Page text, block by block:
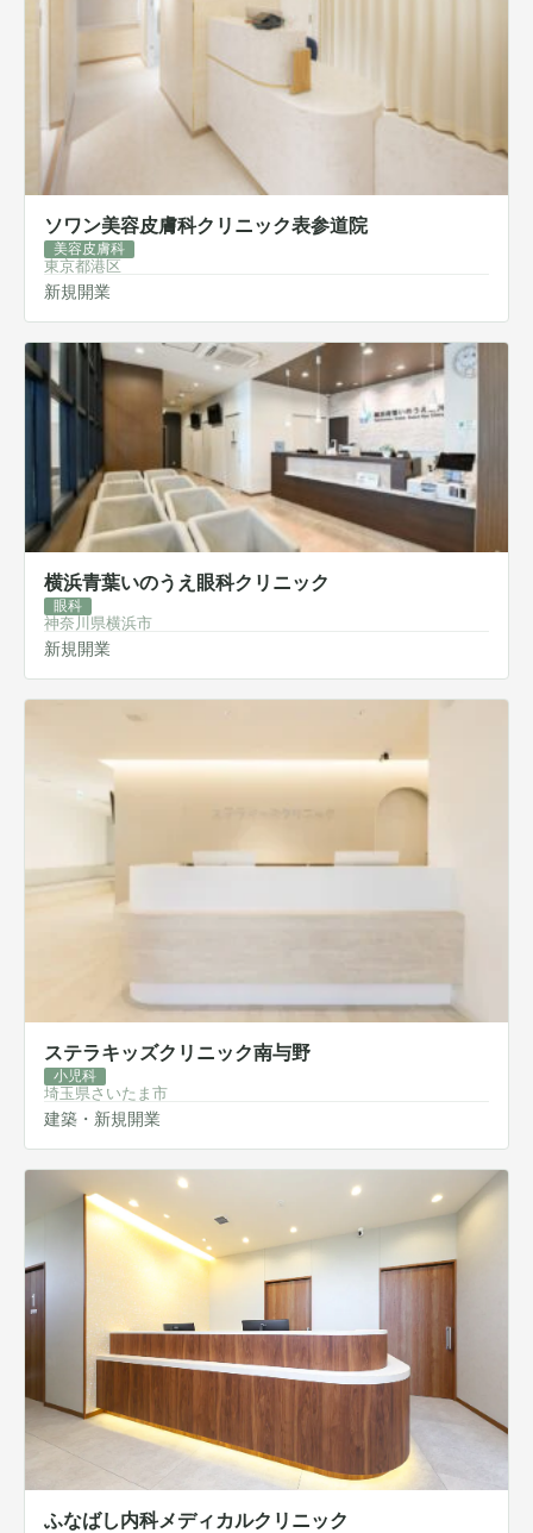
ソワン美容皮膚科クリニック表参道院
美容皮膚科
東京都港区
新規開業
横浜青葉いのうえ眼科クリニック
眼科
神奈川県横浜市
新規開業
ステラキッズクリニック南与野
小児科
埼玉県さいたま市
建築・新規開業
ふなばし内科メディカルクリニック